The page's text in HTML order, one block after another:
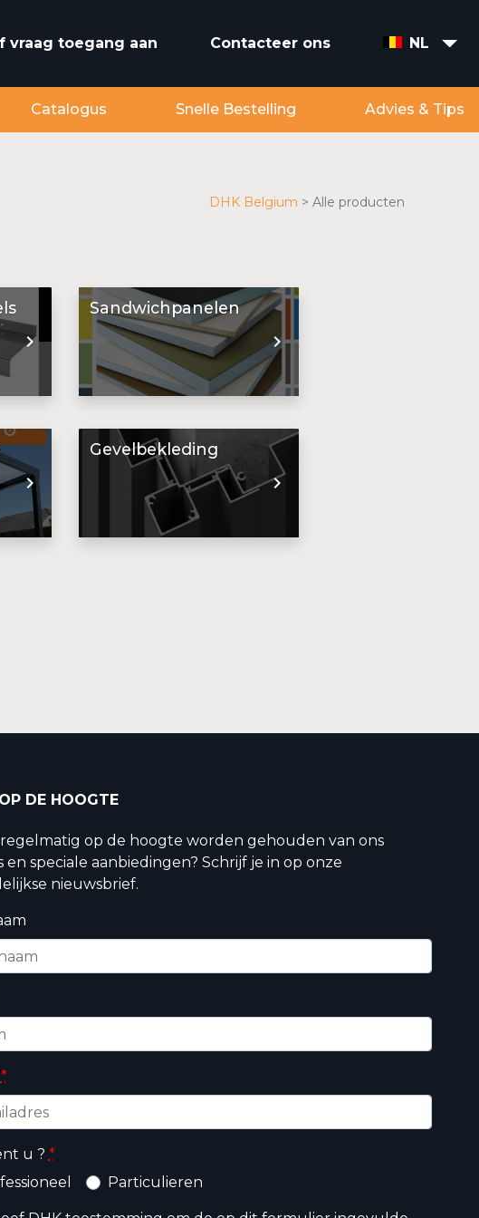
vraag toegang aan Contacteer ons NL
Catalogus Snelle Bestelling Advies & Tips
DHK Belgium Alle producten
Sandwichpanelen
Gevelbekleding
DE HOOGTE
op de hoogte worden gehouden van ons
en speciale aanbiedingen? Schrijf je in op onze
nieuwsbrief.
*
u ? *
Particulieren